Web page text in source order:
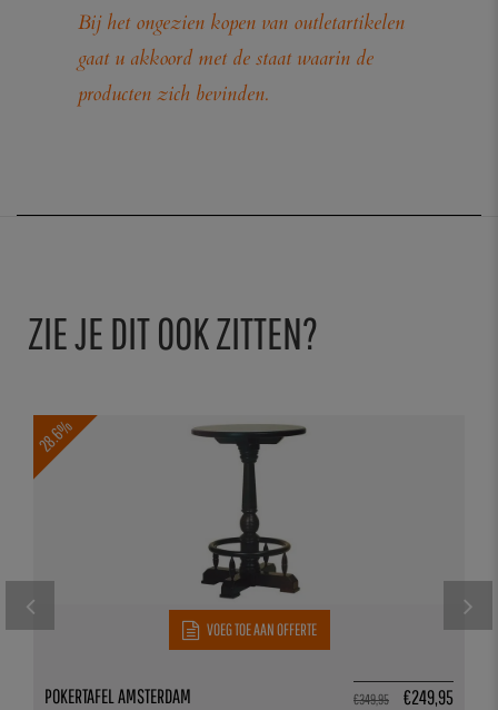
Bij het ongezien kopen van outletartikelen
gaat u akkoord met de staat waarin de
producten zich bevinden.
ZIE JE DIT OOK ZITTEN?
28.6%
VOEG TOE AAN OFFERTE
€349,95 €249,95
POKERTAFEL AMSTERDAM